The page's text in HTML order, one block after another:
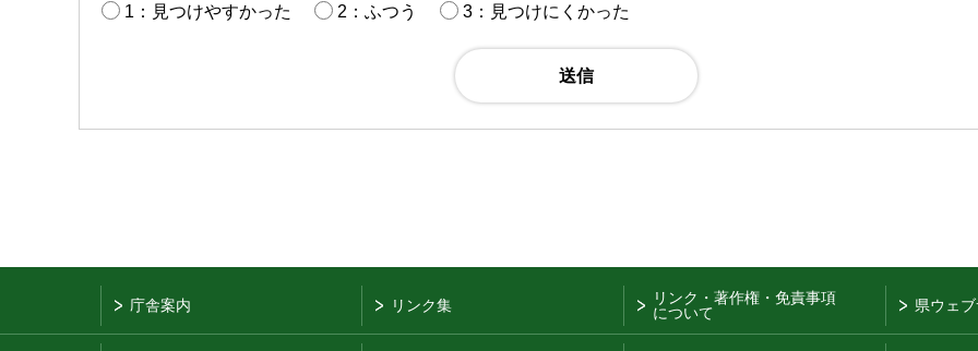
1：見つけやすかった
2：ふつう 3：見つけにくかった
庁舎案内 リンク集
リンク・著作権・免責事項
について
県ウェ